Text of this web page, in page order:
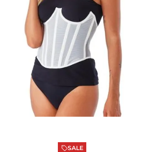
OffWhite
SALE